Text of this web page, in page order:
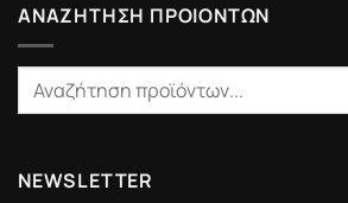
Portalistiles.gr
ΑΝΑΖΗΤΗΣΗ ΠΡΟΙΟΝΤΩΝ
NEWSLETTER